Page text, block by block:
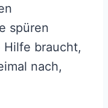
spüren
Hilfe braucht,
nach,